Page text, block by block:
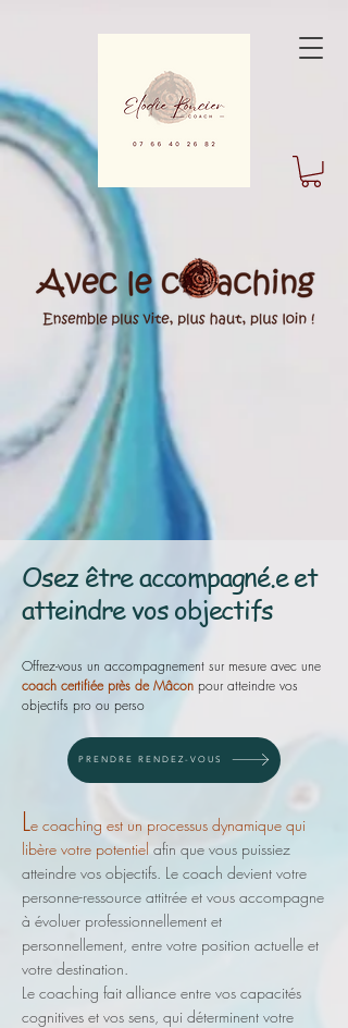
Osez être accompagné.e et
atteindre vos objectifs
Offrez-vous un accompagnement sur mesure avec une
coach certifiée près de Mâcon pour atteindre vos
objectifs pro ou perso
PRENDRE RENDEZ-VOUS
Le coaching est un processus dynamique qui
libère votre potentiel afin que vous puissiez
atteindre vos objectifs. Le coach devient votre
personne-ressource attitrée et vous accompagne
à évoluer professionnellement et
personnellement, entre votre position actuelle et
votre destination.
Le coaching fait alliance entre vos capacités
cognitives et vos sens, qui déterminent votre